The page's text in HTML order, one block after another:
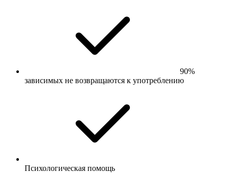
90%
зависимых не возвращаются к употреблению
Психологическая помощь